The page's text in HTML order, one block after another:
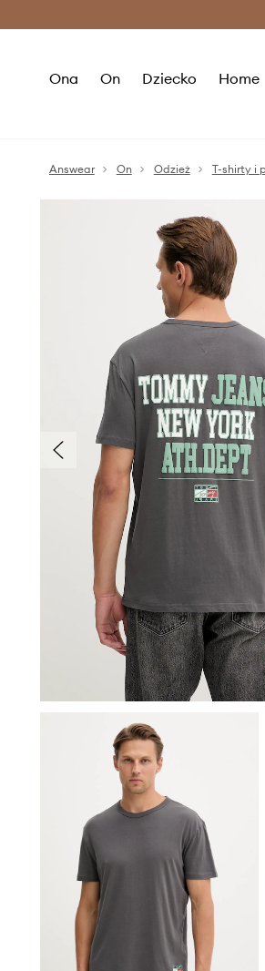
Ona On Dziecko Home
Answear On Odzież T-shirty i